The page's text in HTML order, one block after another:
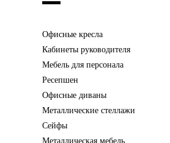
Офисные кресла
Кабинеты руководителя
Мебель для персонала
Ресепшен
Офисные диваны
Металлические стеллажи
Сейфы
Металлическая мебель